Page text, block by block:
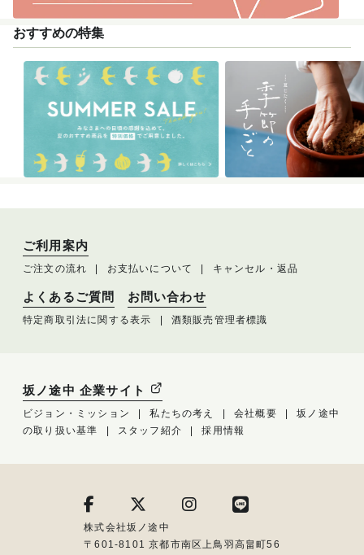
おすすめの特集
ご利用案内
ご注文の流れ お支払いについて キャンセル・返品
よくあるご質問 お問い合わせ
特定商取引法に関する表示 酒類販売管理者標識
坂ノ途中 企業サイト
ビジョン・ミッション 私たちの考え 会社概要
坂ノ途中
の取り扱い基準
スタッフ紹介 採用情報
株式会社坂ノ途中
〒601-8101 京都市南区上鳥羽高畠町56